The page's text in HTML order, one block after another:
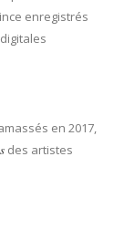
enregistrés
en 2017,
des artistes